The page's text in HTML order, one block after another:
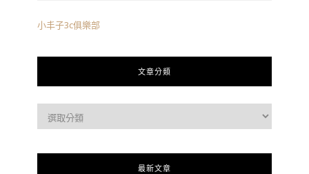
小丰子3c俱樂部
文章分類
最新文章